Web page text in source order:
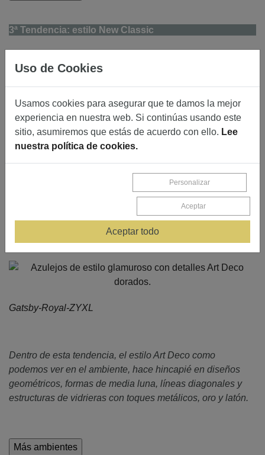
3ª Tendencia: estilo New Classic
Sin olvidarnos del sentimiento por la sostenibilidad y el
influye directamente en los ambientes de estilo Art Decó
aligerando la línea de diseño, así como en el industrial,
aportando un aspecto más contemporáneo y menos
pesado.
Gatsby-Royal-ZYXL
Dentro de esta tendencia, el estilo Art Deco como
podemos ver en el ambiente, hace hincapié en diseños
geométricos, formas de media luna, líneas diagonales y
estructuras de vidrieras con toques metálicos, oro y latón.
Uso de Cookies
Usamos cookies para asegurar que te damos la mejor
experiencia en nuestra web. Si continúas usando este
sitio, asumiremos que estás de acuerdo con ello. Lee
nuestra política de cookies.
Personalizar
Aceptar
Aceptar todo